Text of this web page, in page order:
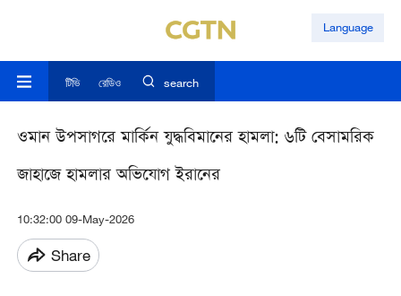
Language
টিভি রেডিও search
ওমান উপসাগরে মার্কিন যুদ্ধবিমানের হামলা: ৬টি বেসামরিক
জাহাজে হামলার অভিযোগ ইরানের
10:32:00 09-May-2026
Share